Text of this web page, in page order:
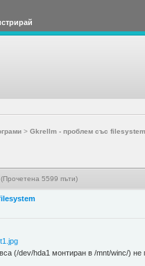
> Gkrellm - проблем със filesystem
5599 пъти)
(/dev/hda1 монтиран в /mnt/winc/)